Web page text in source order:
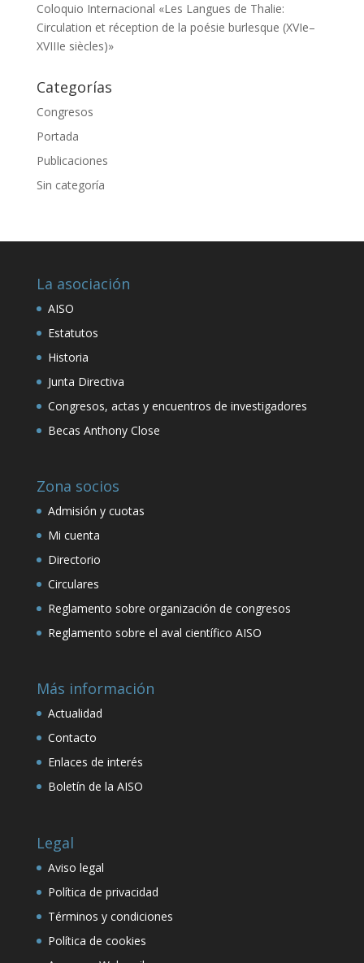
Coloquio Internacional «Les Langues de Thalie:
Circulation et réception de la poésie burlesque (XVIe–
XVIIIe siècles)»
Categorías
Congresos
Portada
Publicaciones
Sin categoría
La asociación
AISO
Estatutos
Historia
Junta Directiva
Congresos, actas y encuentros de investigadores
Becas Anthony Close
Zona socios
Admisión y cuotas
Mi cuenta
Directorio
Circulares
Reglamento sobre organización de congresos
Reglamento sobre el aval científico AISO
Más información
Actualidad
Contacto
Enlaces de interés
Boletín de la AISO
Legal
Aviso legal
Política de privacidad
Términos y condiciones
Política de cookies